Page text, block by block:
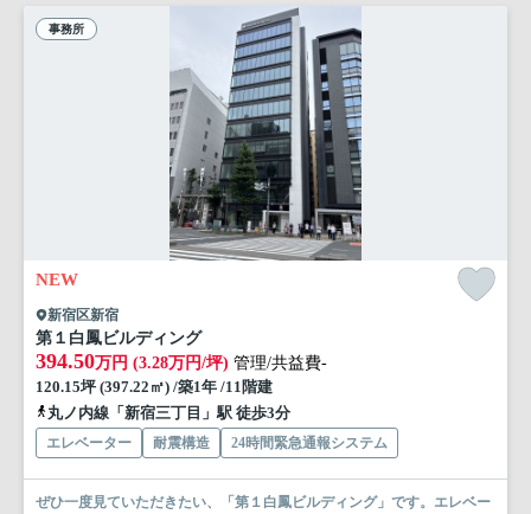
事務所
NEW
新宿区新宿
第１白鳳ビルディング
394.50万円 (3.28万円/坪) 管理/共益費-
120.15坪 (397.22㎡) /築1年 /11階建
丸ノ内線「新宿三丁目」駅 徒歩3分
エレベーター 耐震構造 24時間緊急通報システム
ぜひ一度見ていただきたい、「第１白鳳ビルディング」です。エレベー